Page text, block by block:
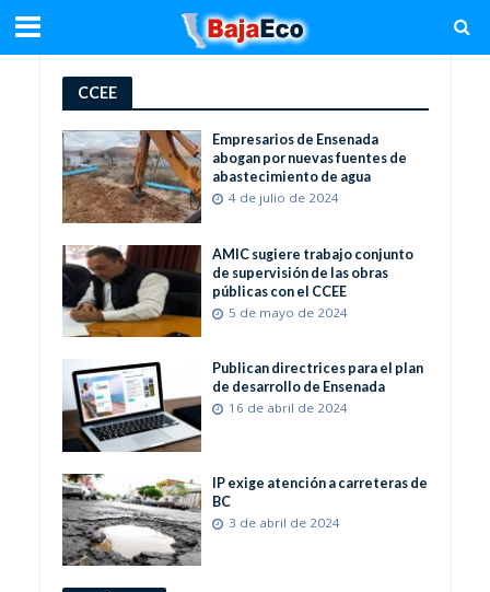
CCEE
Empresarios de Ensenada
abogan por nuevas fuentes de
abastecimiento de agua
4 de julio de 2024
AMIC sugiere trabajo conjunto
de supervisión de las obras
públicas con el CCEE
5 de mayo de 2024
Publican directrices para el plan
de desarrollo de Ensenada
16 de abril de 2024
IP exige atención a carreteras de
BC
3 de abril de 2024